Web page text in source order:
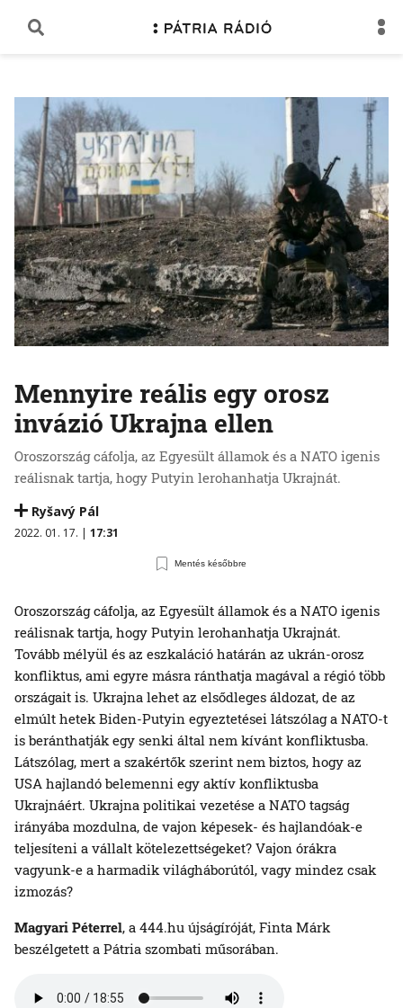
Mennyire reális egy orosz
invázió Ukrajna ellen
Oroszország cáfolja, az Egyesült államok és a NATO igenis
reálisnak tartja, hogy Putyin lerohanhatja Ukrajnát.
Ryšavý Pál
2022. 01. 17. | 17:31
Mentés későbbre
Oroszország cáfolja, az Egyesült államok és a NATO igenis
reálisnak tartja, hogy Putyin lerohanhatja Ukrajnát.
Tovább mélyül és az eszkaláció határán az ukrán-orosz
konfliktus, ami egyre másra ránthatja magával a régió több
országait is. Ukrajna lehet az elsődleges áldozat, de az
elmúlt hetek Biden-Putyin egyeztetései látszólag a NATO-t
is beránthatják egy senki által nem kívánt konfliktusba.
Látszólag, mert a szakértők szerint nem biztos, hogy az
USA hajlandó belemenni egy aktív konfliktusba
Ukrajnáért. Ukrajna politikai vezetése a NATO tagság
irányába mozdulna, de vajon képesek- és hajlandóak-e
teljesíteni a vállalt kötelezettségeket? Vajon órákra
vagyunk-e a harmadik világháborútól, vagy mindez csak
izmozás?
Magyari Péterrel, a 444.hu újságíróját, Finta Márk
beszélgetett a Pátria szombati műsorában.